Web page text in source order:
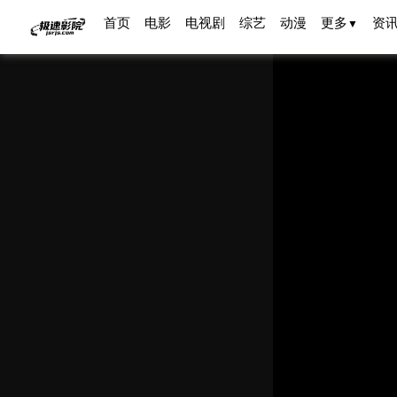
首页 电影 电视剧 综艺 动漫 更多 ▼ 资